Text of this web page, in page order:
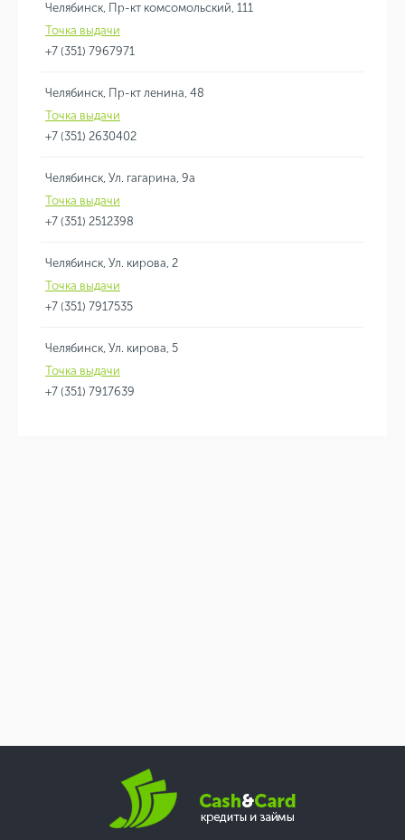
Челябинск, Пр-кт комсомольский, 111
Точка выдачи
+7 (351) 7967971
Челябинск, Пр-кт ленина, 48
Точка выдачи
+7 (351) 2630402
Челябинск, Ул. гагарина, 9а
Точка выдачи
+7 (351) 2512398
Челябинск, Ул. кирова, 2
Точка выдачи
+7 (351) 7917535
Челябинск, Ул. кирова, 5
Точка выдачи
+7 (351) 7917639